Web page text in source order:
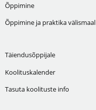
Õppimine
Õppimine ja praktika välismaal
Täiendusõppijale
Koolituskalender
Tasuta koolituste info